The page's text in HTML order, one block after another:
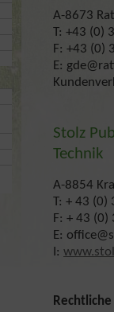
A-8673
T: +43 (0)
F: +43 (0)
E:
Stolz
Technik
A-8854
T: + 43
F: + 43
E:
I: